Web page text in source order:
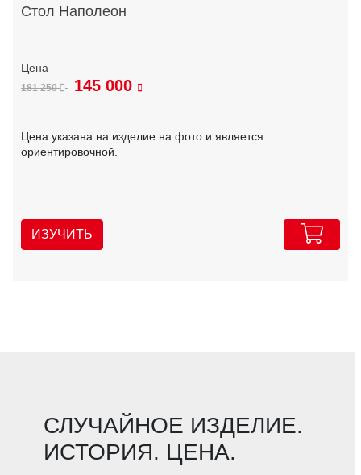
Стол Наполеон
181 250 145 000
Цена указана на изделие на фото и является
ориентировочной.
ИЗУЧИТЬ
СЛУЧАЙНОЕ ИЗДЕЛИЕ.
ИСТОРИЯ. ЦЕНА.